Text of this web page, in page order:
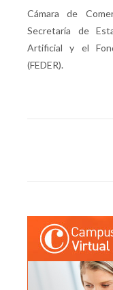
Cámara de
Secretaría de
Artificial y el
(FEDER).